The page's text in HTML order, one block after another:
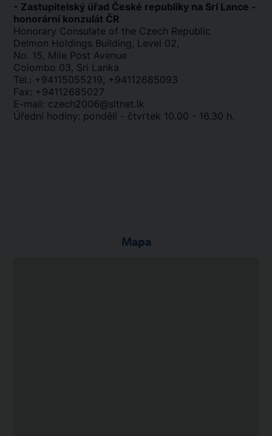
- Zastupitelský úřad České republiky na Srí Lance -
honorární konzulát ČR
Honorary Consulate of the Czech Republic
Delmon Holdings Building, Level 02,
No. 15, Mile Post Avenue
Colombo 03, Sri Lanka
Tel.: +94115055219, +94112685093
Fax: +94112685027
E-mail: czech2006@sltnet.lk
Úřední hodiny: pondělí - čtvrtek 10.00 - 16.30 h.
Mapa